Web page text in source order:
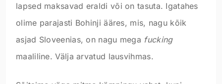
lapsed maksavad eraldi või on tasuta. Igatahes
olime parajasti Bohinji ääres, mis, nagu kõik
asjad Sloveenias, on nagu mega fucking
maaliline. Välja arvatud lausvihmas.